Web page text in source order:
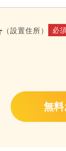
（設置住所） 必
無料